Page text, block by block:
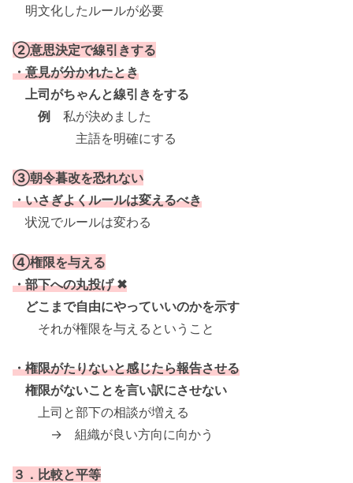
明文化したルールが必要
②意思決定で線引きする
・意見が分かれたとき
上司がちゃんと線引きをする
例
私が決めました
主語を明確にする
③朝令暮改を恐れない
・いさぎよくルールは変えるべき
状況でルールは変わる
④権限を与える
・部下への丸投げ ✖
どこまで自由にやっていいのかを示す
それが権限を与えるということ
・権限がたりないと感じたら報告させる
権限がないことを言い訳にさせない
上司と部下の相談が増える
→ 組織が良い方向に向かう
３．比較と平等